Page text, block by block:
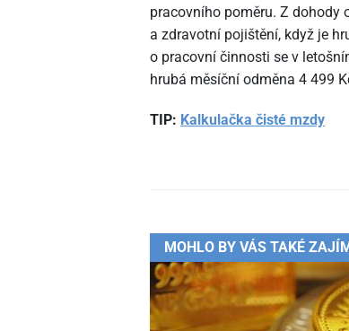
pracovního poměru. Z dohody
a zdravotní pojištění, když je
o pracovní činnosti se v
hrubá měsíční odměna 4 499
TIP: Kalkulačka čisté mzdy
MOHLO BY VÁS TAKÉ